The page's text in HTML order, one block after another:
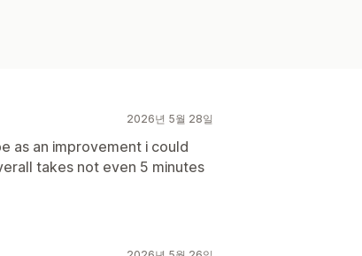
2026년 5월 28일
as an improvement i could
takes not even 5 minutes